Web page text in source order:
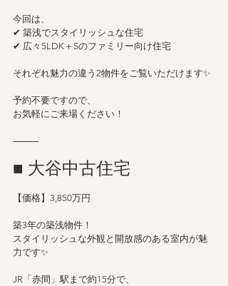
今回は、
✔ 築浅でスタイリッシュな住宅
✔ 広々5LDK＋Sのファミリー向け住宅
それぞれ魅力の違う2物件をご覧いただけます✨
予約不要ですので、
お気軽にご来場ください！
⸻
■ 大谷中古住宅
【価格】3,850万円
築3年の築浅物件！
スタイリッシュな外観と開放感のある室内が魅
力です✨
JR「赤間」駅まで約15分で、